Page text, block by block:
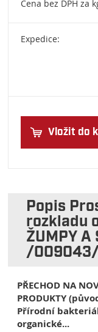
Cena bez DPH za
Expedice:
Vložit do
Popis
rozkladu
ŽUMPY A
/009043/
PŘECHOD NA
PRODUKTY
Přírodní
organické...